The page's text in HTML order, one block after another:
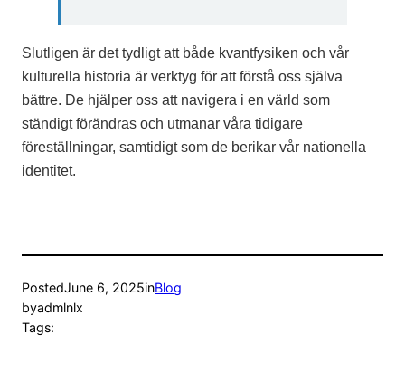
Slutligen är det tydligt att både kvantfysiken och vår
kulturella historia är verktyg för att förstå oss själva
bättre. De hjälper oss att navigera i en värld som
ständigt förändras och utmanar våra tidigare
föreställningar, samtidigt som de berikar vår nationella
identitet.
PostedJune 6, 2025inBlog
byadmlnlx
Tags: